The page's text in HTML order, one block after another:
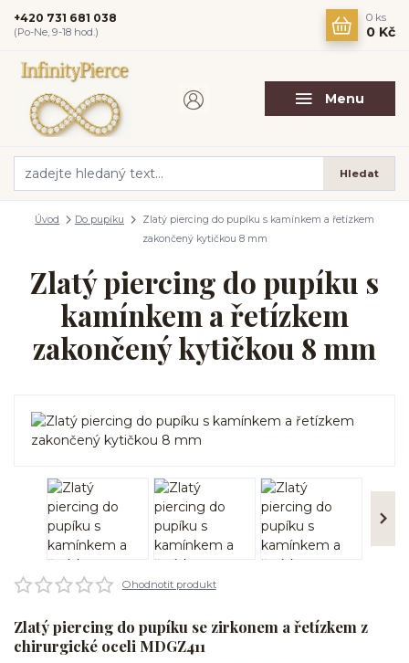
Menu
Hledat
+420 731 681 038
(Po-Ne, 9-18 hod.)
0 ks
0 Kč
Úvod Do pupíku
Zlatý piercing do pupíku s kamínkem a řetízkem
zakončený kytičkou 8 mm
Zlatý piercing do pupíku s
kamínkem a řetízkem
zakončený kytičkou 8 mm
Ohodnotit produkt
Zlatý piercing do pupíku se zirkonem a řetízkem z
chirurgické oceli MDGZ411